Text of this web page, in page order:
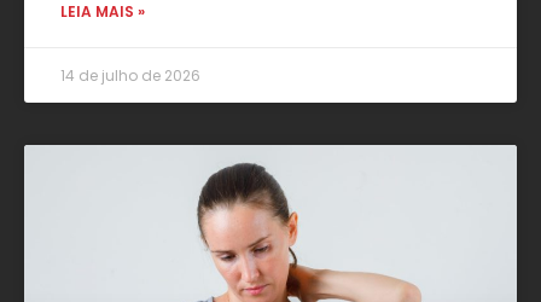
LEIA MAIS »
14 de julho de 2026